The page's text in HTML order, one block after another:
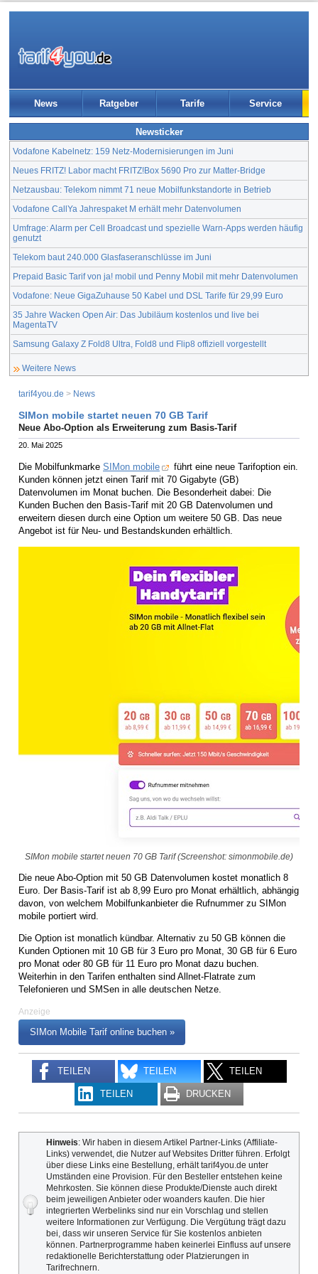
News Ratgeber Tarife Service
Newsticker
Vodafone Kabelnetz: 159 Netz-Modernisierungen im Juni
Neues FRITZ! Labor macht FRITZ!Box 5690 Pro zur Matter-Bridge
Netzausbau: Telekom nimmt 71 neue Mobilfunkstandorte in Betrieb
Vodafone CallYa Jahrespaket M erhält mehr Datenvolumen
Umfrage: Alarm per Cell Broadcast und spezielle Warn-Apps werden häufig
genutzt
Telekom baut 240.000 Glasfaseranschlüsse im Juni
Prepaid Basic Tarif von ja! mobil und Penny Mobil mit mehr Datenvolumen
Vodafone: Neue GigaZuhause 50 Kabel und DSL Tarife für 29,99 Euro
35 Jahre Wacken Open Air: Das Jubiläum kostenlos und live bei
MagentaTV
Samsung Galaxy Z Fold8 Ultra, Fold8 und Flip8 offiziell vorgestellt
Weitere News
tarif4you.de > News
SIMon mobile startet neuen 70 GB Tarif
Neue Abo-Option als Erweiterung zum Basis-Tarif
20. Mai 2025
Die Mobilfunkmarke SIMon mobile
führt eine neue Tarifoption ein.
Kunden können jetzt einen Tarif mit 70 Gigabyte (GB)
Datenvolumen im Monat buchen. Die Besonderheit dabei: Die
Kunden Buchen den Basis-Tarif mit 20 GB Datenvolumen und
erweitern diesen durch eine Option um weitere 50 GB. Das neue
Angebot ist für Neu- und Bestandskunden erhältlich.
SIMon mobile startet neuen 70 GB Tarif (Screenshot: simonmobile.de)
Die neue Abo-Option mit 50 GB Datenvolumen kostet monatlich 8
Euro. Der Basis-Tarif ist ab 8,99 Euro pro Monat erhältlich, abhängig
davon, von welchem Mobilfunkanbieter die Rufnummer zu SIMon
mobile portiert wird.
Die Option ist monatlich kündbar. Alternativ zu 50 GB können die
Kunden Optionen mit 10 GB für 3 Euro pro Monat, 30 GB für 6 Euro
pro Monat oder 80 GB für 11 Euro pro Monat dazu buchen.
Weiterhin in den Tarifen enthalten sind Allnet-Flatrate zum
Telefonieren und SMSen in alle deutschen Netze.
Anzeige
SIMon Mobile Tarif online buchen »
TEILEN TEILEN TEILEN
TEILEN DRUCKEN
Hinweis: Wir haben in diesem Artikel Partner-Links (Affiliate-
Links) verwendet, die Nutzer auf Websites Dritter führen. Erfolgt
über diese Links eine Bestellung, erhält tarif4you.de unter
Umständen eine Provision. Für den Besteller entstehen keine
Mehrkosten. Sie können diese Produkte/Dienste auch direkt
beim jeweiligen Anbieter oder woanders kaufen. Die hier
integrierten Werbelinks sind nur ein Vorschlag und stellen
weitere Informationen zur Verfügung. Die Vergütung trägt dazu
bei, dass wir unseren Service für Sie kostenlos anbieten
können. Partnerprogramme haben keinerlei Einfluss auf unsere
redaktionelle Berichterstattung oder Platzierungen in
Tarifrechnern.